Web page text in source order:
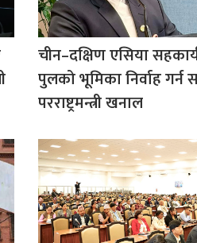
चीन–दक्षिण एसिया
पुलको भूमिका निर्वाह गर्न
परराष्ट्रमन्त्री खनाल